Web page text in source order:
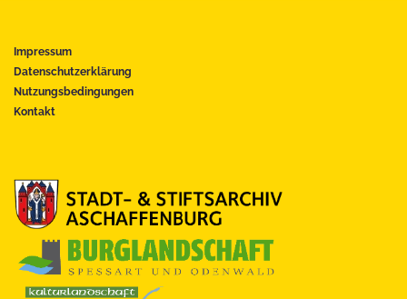
Impressum
Datenschutzerklärung
Nutzungsbedingungen
Kontakt